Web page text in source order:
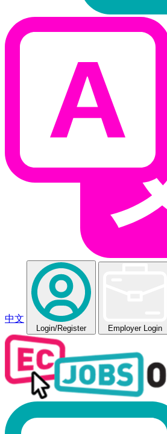
中文
Login/Register Employer Login